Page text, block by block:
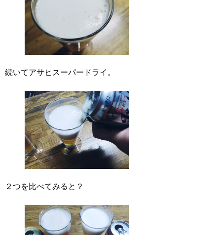
続いてアサヒスーパードライ。
２つを比べてみると？